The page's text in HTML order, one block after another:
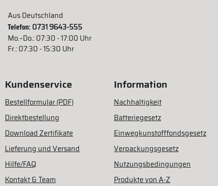
Aus Deutschland
Telefon: 0731 9643-555
Mo.–Do.: 07:30 - 17:00 Uhr
Fr.: 07:30 - 15:30 Uhr
Kundenservice
Bestellformular (PDF)
Direktbestellung
Download Zertifikate
Lieferung und Versand
Hilfe/FAQ
Kontakt & Team
Information
Nachhaltigkeit
Batteriegesetz
Einwegkunstofffondsgesetz
Verpackungsgesetz
Nutzungsbedingungen
Produkte von A-Z